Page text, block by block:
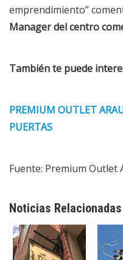
emprendimiento”
Manager del centro
También te puede
PREMIUM OUTLET
PUERTAS
Fuente: Premium Outlet
Noticias Relacionadas